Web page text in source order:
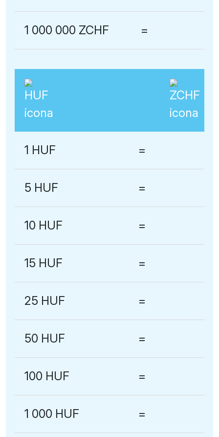
1 000 000 ZCHF =
1 HUF =
5 HUF =
10 HUF =
15 HUF =
25 HUF =
50 HUF =
100 HUF =
1 000 HUF =